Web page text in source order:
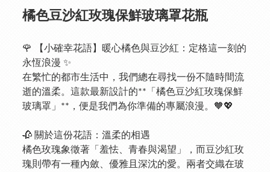
橘色豆沙紅玫瑰保鮮玻璃罩花瓶
🌹 【小確幸花語】暖心橘色與豆沙紅：定格這一刻的
永恆浪漫 ✨
在繁忙的都市生活中，我們總在尋找一份不隨時間流
逝的溫柔。這款最新設計的**「橘色豆沙紅玫瑰保鮮
玻璃罩」**，便是我們為你準備的專屬浪漫。🧡💖
🥀 關於這份花語：溫柔的相遇
橘色玫瑰象徵著「羞怯、青春與渴望」，而豆沙紅玫
瑰則帶有一種內斂、優雅且深沈的愛。兩者交織在玻